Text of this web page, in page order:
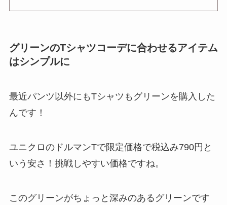
グリーンのTシャツコーデに合わせるアイテム
はシンプルに
最近パンツ以外にもTシャツもグリーンを購入した
んです！
ユニクロのドルマンTで限定価格で税込み790円と
いう安さ！挑戦しやすい価格ですね。
このグリーンがちょっと深みのあるグリーンです